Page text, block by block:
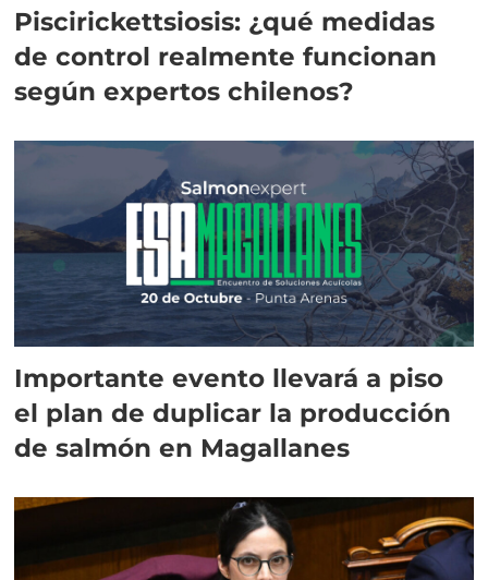
Piscirickettsiosis: ¿qué medidas
de control realmente funcionan
según expertos chilenos?
Importante evento llevará a piso
el plan de duplicar la producción
de salmón en Magallanes